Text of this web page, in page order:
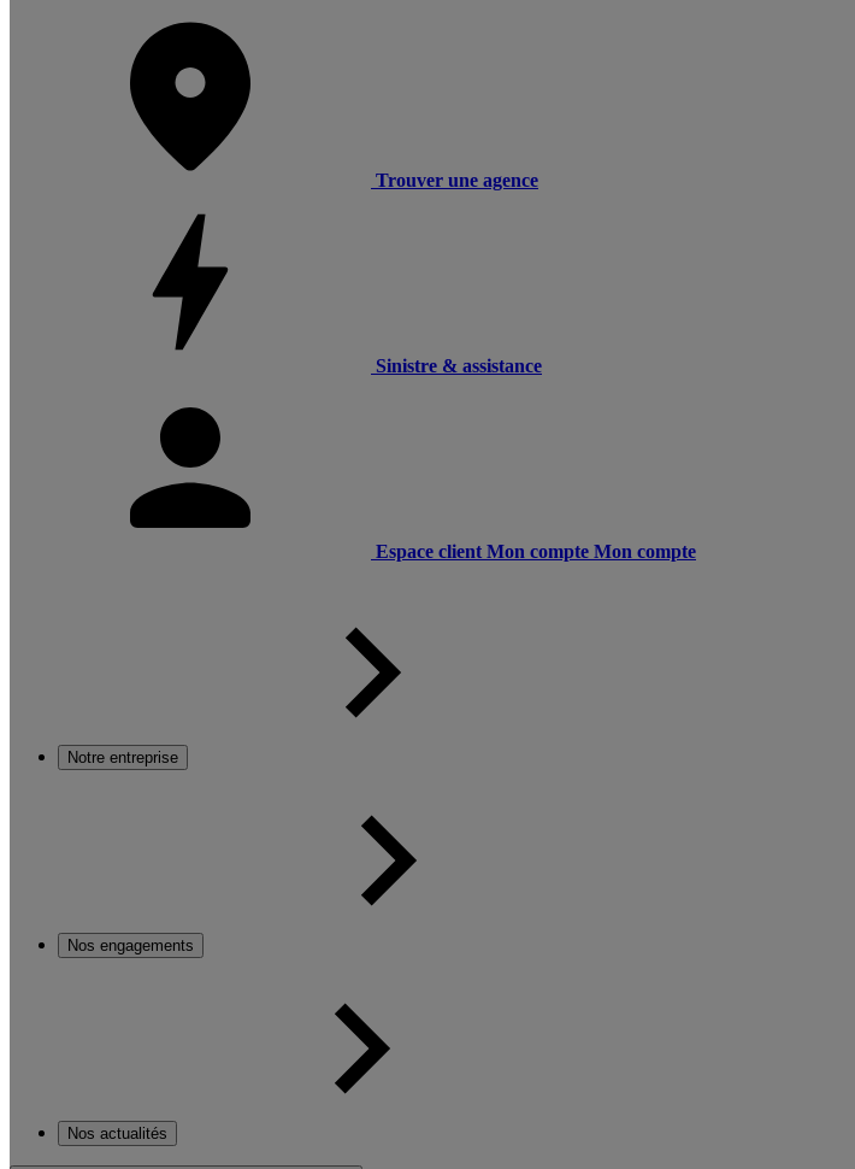
Trouver une agence
Sinistre & assistance
Espace client Mon compte Mon compte
Notre entreprise
Nos engagements
Nos actualités